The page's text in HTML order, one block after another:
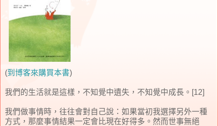
(到博客來購買本書)
我們的生活就是這樣，不知覺中遺失，不知覺中成長。[12]
我們做事情時，往往會對自己說：如果當初我選擇另外一種
方式，那麼事情結果一定會比現在好得多。然而世事無絕